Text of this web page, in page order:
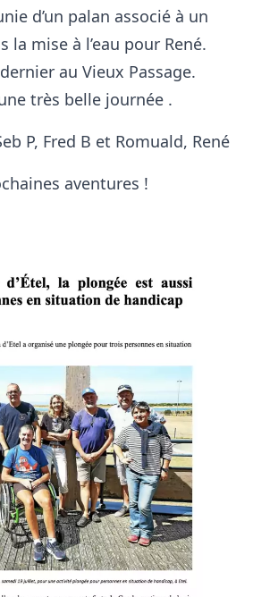
d’un palan associé à un
la mise à l’eau pour René.
au Vieux Passage.
très belle journée .
P, Fred B et Romuald, René
aventures !